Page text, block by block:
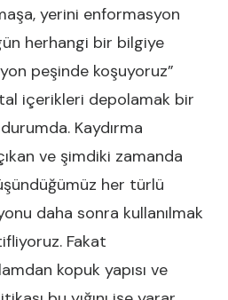
yerini enformasyon
herhangi bir bilgiye
peşinde koşuyoruz”
içerikleri depolamak bir
Kaydırma
ve şimdiki zamanda
her türlü
daha sonra kullanılmak
Fakat
kopuk yapısı ve